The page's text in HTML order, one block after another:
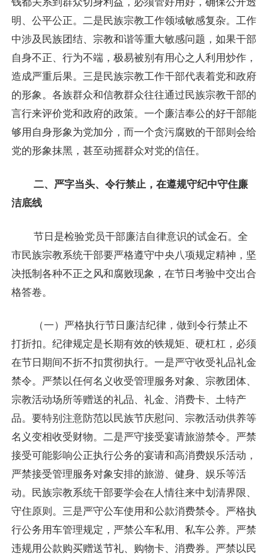
明、公平公正。二是民族宗教工作领域敏感复杂。工作
中涉及民族团结、宗教和谐等重大敏感问题，如果干部
自身不正、行为不端，极易被别有用心之人利用炒作，
造成严重后果。三是民族宗教工作干部代表着党和政府
的形象。各族群众和信教群众往往通过民族宗教干部的
言行来评价党和政府的政策。一个廉洁奉公的好干部能
够用自身形象为党加分，而一个贪污腐败的干部则会给
党的形象抹黑，甚至动摇群众对党的信任。
二、严字当头、令行禁止，在遵规守纪中守住廉
洁底线
节日是检验党员干部廉洁自律意识的试金石。全
市民族宗教系统干部要严格遵守中央八项规定精神，坚
决抵制各种不正之风和腐败现象，在节日考验中交出合
格答卷。
（一）严格执行节日廉洁纪律，做到令行禁止不
打折扣。纪律规定是长期有效的铁规矩、硬杠杠，必须
在节日期间不折不扣贯彻执行。一是严守收受礼品礼金
禁令。严禁以任何名义收受管理服务对象、宗教团体、
宗教活动场所等赠送的礼品、礼金、消费卡、土特产
品。要特别注意防范以民族节庆慰问、宗教活动供养等
名义变相收受财物。二是严守接受宴请旅游禁令。严禁
接受可能影响公正执行公务的宴请和高消费娱乐活动，
严禁接受管理服务对象安排的旅游、健身、娱乐等活
动。民族宗教系统干部要学会在人情往来中划清界限、
守住原则。三是严守公车使用和公款消费禁令。严格执
行公务用车管理规定，严禁公车私用、私车公养。严禁
违规用公款购买赠送节礼、购物卡、消费券。严禁以民